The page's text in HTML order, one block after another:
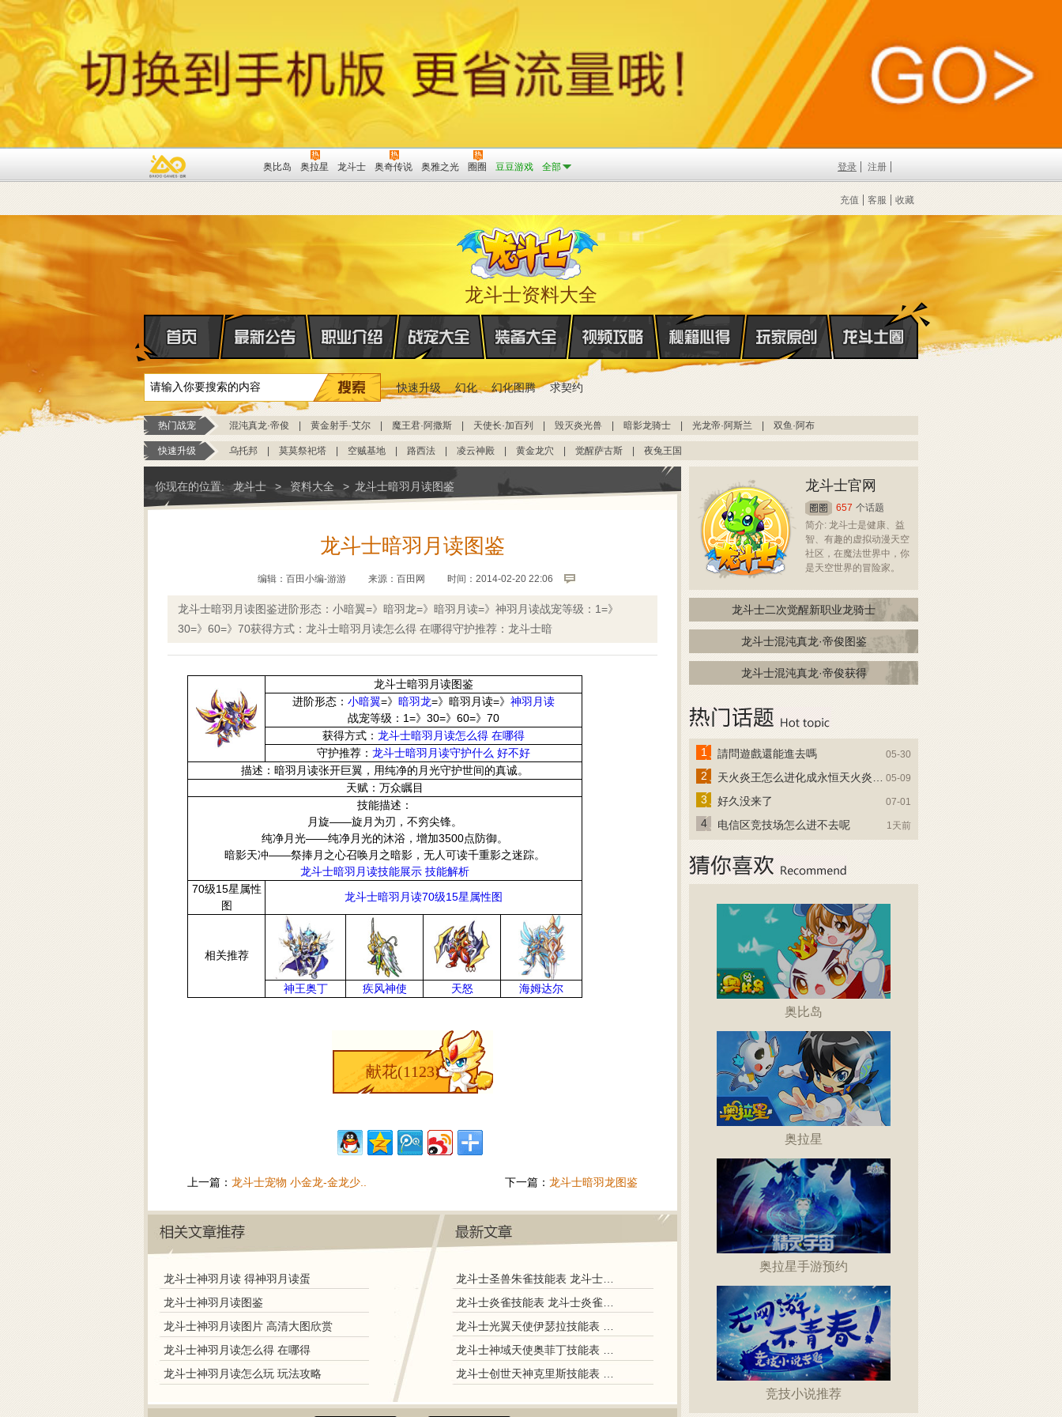
奥比岛 奥拉星 龙斗士 奥奇传说 奥雅之光 圈圈 豆豆游戏 全部 登录 注册
充值 客服 收藏
龙斗士资料大全
快速升级 幻化 幻化图腾 求契约
热门战宠 混沌真龙·帝俊 黄金射手·艾尔 魔王君·阿撒斯 天使长·加百列 毁灭炎光兽 暗影龙骑士 光龙帝·阿斯兰 双鱼·阿布
快速升级 乌托邦 莫莫祭祀塔 空贼基地 路西法 凌云神殿 黄金龙穴 觉醒萨古斯 夜兔王国
你现在的位置: 龙斗士 > 资料大全 > 龙斗士暗羽月读图鉴
龙斗士暗羽月读图鉴
编辑：百田小编-游游 来源： 百田网 时间：2014-02-20 22:06
龙斗士暗羽月读图鉴进阶形态：小暗翼=》暗羽龙=》暗羽月读=》神羽月读战宠等级：1=》
30=》60=》70获得方式：龙斗士暗羽月读怎么得 在哪得守护推荐：龙斗士暗
龙斗士暗羽月读图鉴
进阶形态： 小暗翼=》 暗羽龙=》暗羽月读=》 神羽月读
战宠等级：1=》30=》60=》70
获得方式： 龙斗士暗羽月读怎么得 在哪得
守护推荐： 龙斗士暗羽月读守护什么 好不好
描述：暗羽月读张开巨翼，用纯净的月光守护世间的真诚。
天赋：万众瞩目
技能描述：
月旋——旋月为刃，不穷尖锋。
纯净月光——纯净月光的沐浴，增加3500点防御。
暗影天冲——祭捧月之心召唤月之暗影，无人可读千重影之迷踪。
龙斗士暗羽月读技能展示 技能解析
70级15星属性
图
龙斗士暗羽月读70级15星属性图
相关推荐
神王奥丁 疾风神使 天怒 海姆达尔
献花(1123)
上一篇： 龙斗士宠物 小金龙-金龙少.. 下一篇： 龙斗士暗羽龙图鉴
龙斗士神羽月读 得神羽月读蛋
龙斗士神羽月读图鉴
龙斗士神羽月读图片 高清大图欣赏
龙斗士神羽月读怎么得 在哪得
龙斗士神羽月读怎么玩 玩法攻略
龙斗士圣兽朱雀技能表 龙斗士圣兽朱雀图鉴
龙斗士炎雀技能表 龙斗士炎雀图鉴
龙斗士光翼天使伊瑟拉技能表 龙斗士光翼天使伊瑟拉图鉴
龙斗士神域天使奥菲丁技能表 龙斗士神域天使奥菲丁图鉴
龙斗士创世天神克里斯技能表 龙斗士创世天神克里斯图鉴
龙斗士官网
657 个话题
简介: 龙斗士是健康、益
智、有趣的虚拟动漫天空
社区，在魔法世界中，你
是天空世界的冒险家。
龙斗士二次觉醒新职业龙骑士
龙斗士混沌真龙·帝俊图鉴
龙斗士混沌真龙·帝俊获得
1 請問遊戲還能進去嗎 05-30
2 天火炎王怎么进化成永恒天火炎王？ 05-09
3 好久没来了 07-01
4 电信区竞技场怎么进不去呢 1天前
奥比岛
奥拉星
奥拉星手游预约
竞技小说推荐